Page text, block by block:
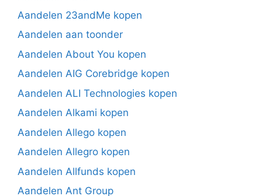
Aandelen 23andMe kopen
Aandelen aan toonder
Aandelen About You kopen
Aandelen AIG Corebridge kopen
Aandelen ALI Technologies kopen
Aandelen Alkami kopen
Aandelen Allego kopen
Aandelen Allegro kopen
Aandelen Allfunds kopen
Aandelen Ant Group